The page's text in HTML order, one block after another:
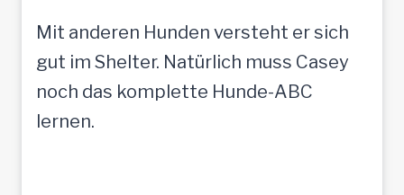
Mit anderen Hunden versteht er sich
gut im Shelter. Natürlich muss Casey
noch das komplette Hunde-ABC
lernen.